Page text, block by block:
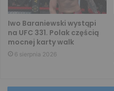
Iwo Baraniewski wystąpi
na UFC 331. Polak częścią
mocnej karty walk
6 sierpnia 2026